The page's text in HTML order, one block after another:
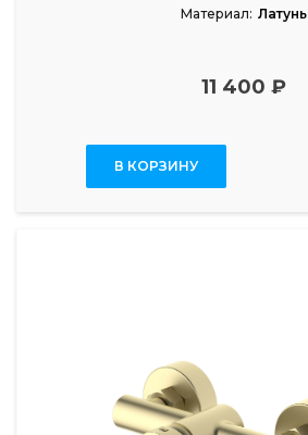
Материал: Латунь
11 400 ₽
В КОРЗИНУ